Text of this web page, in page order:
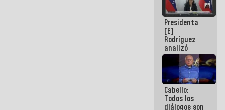
acuerdan
primer
encuentro
presencial
para el
diálogo
Presidenta
(E)
Rodríguez
analizó
junto a
gobernadores
planes de
recuperación
del Sistema
Eléctrico
Cabello:
Todos los
diálogos son